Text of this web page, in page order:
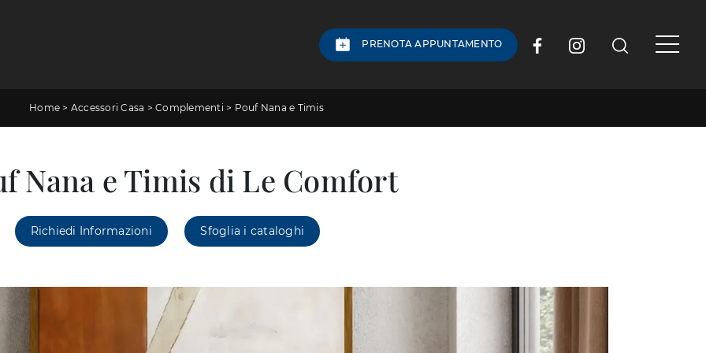
PRENOTA APPUNTAMENTO
Home > Accessori Casa >Complementi > Pouf Nana e Timis
Nana e Timis di Le Comfort
Richiedi Informazioni Sfoglia i cataloghi